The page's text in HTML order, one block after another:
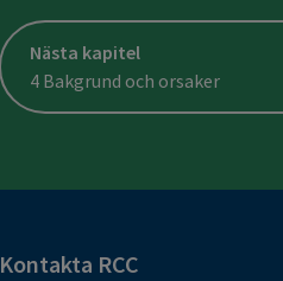
Nästa kapitel
4 Bakgrund och orsaker
Kontakta RCC